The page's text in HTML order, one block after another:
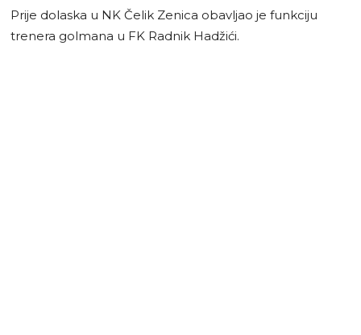
Prije dolaska u NK Čelik Zenica obavljao je funkciju
trenera golmana u FK Radnik Hadžići.